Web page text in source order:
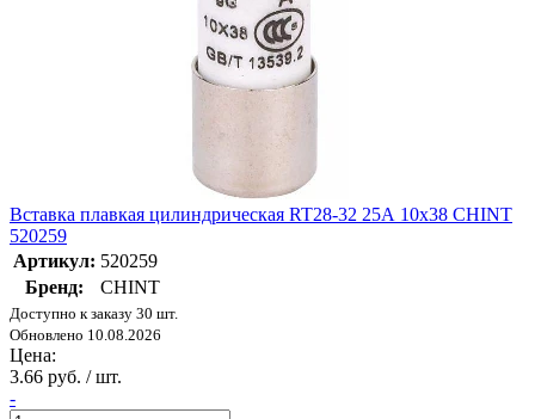
Вставка плавкая цилиндрическая RT28-32 25А 10х38 CHINT
520259
Артикул: 520259
Бренд:
CHINT
Доступно к заказу 30 шт.
Обновлено 10.08.2026
Цена:
3.66 руб. / шт.
-